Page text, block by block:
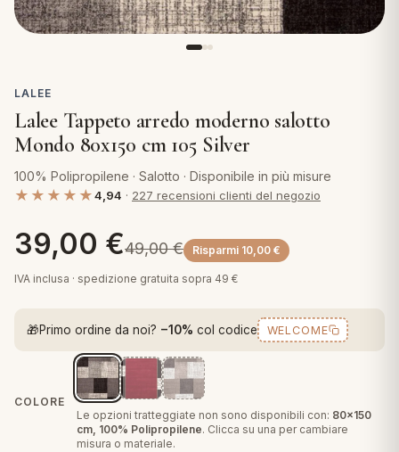
Letto
arredo
per cuscini
arredo
in fibra
in piuma d'oca
in piuma
Plaid Cartoons
Teli Mare Cartoons
Trapuntini Cartoons
LALEE
Lalee Tappeto arredo moderno salotto
Mondo 80x150 cm 105 Silver
100% Polipropilene · Salotto · Disponibile in più misure
★★★★★4,94 · 227 recensioni clienti del negozio
39,00 €49,00€ Risparmi 10,00 €
IVA inclusa · spedizione gratuita sopra 49 €
🎁Primo ordine da noi? −10% col codice WELCOME
COLORE
Le opzioni tratteggiate non sono disponibili con: 80x150
cm, 100% Polipropilene. Clicca su una per cambiare
misura o materiale.